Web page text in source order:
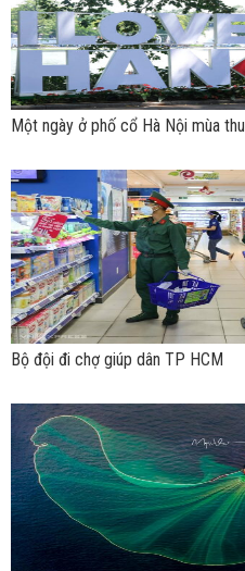
Một ngày ở phố cổ Hà Nội mùa thu
Bộ đội đi chợ giúp dân TP HCM